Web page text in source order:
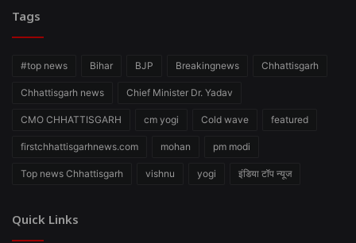
Tags
#top news Bihar BJP Breakingnews Chhattisgarh
Chhattisgarh news Chief Minister Dr. Yadav
CMO CHHATTISGARH cm yogi Cold wave featured
firstchhattisgarhnews.com mohan pm modi
Top news Chhattisgarh vishnu yogi इंडिया टॉप न्यूज
Quick Links